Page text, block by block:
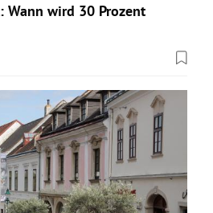
wird 30 Prozent